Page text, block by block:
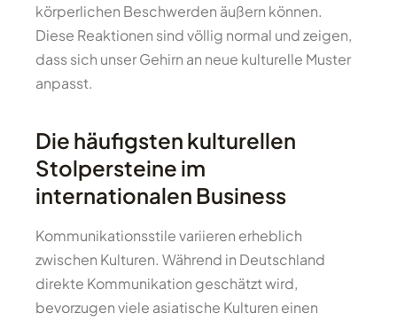
körperlichen Beschwerden äußern können.
Diese Reaktionen sind völlig normal und zeigen,
dass sich unser Gehirn an neue kulturelle Muster
anpasst.
Die häufigsten kulturellen
Stolpersteine im
internationalen Business
Kommunikationsstile variieren erheblich
zwischen Kulturen. Während in Deutschland
direkte Kommunikation geschätzt wird,
bevorzugen viele asiatische Kulturen einen